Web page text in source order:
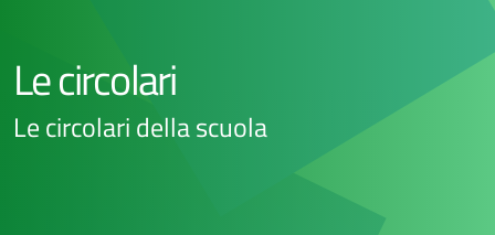
Le circolari
Le circolari della scuola